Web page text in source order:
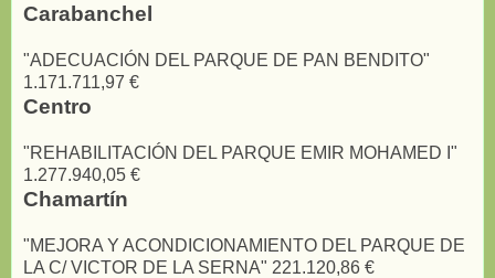
Carabanchel
"ADECUACIÓN DEL PARQUE DE PAN BENDITO"
1.171.711,97 €
Centro
"REHABILITACIÓN DEL PARQUE EMIR MOHAMED I"
1.277.940,05 €
Chamartín
"MEJORA Y ACONDICIONAMIENTO DEL PARQUE DE
LA C/ VICTOR DE LA SERNA" 221.120,86 €